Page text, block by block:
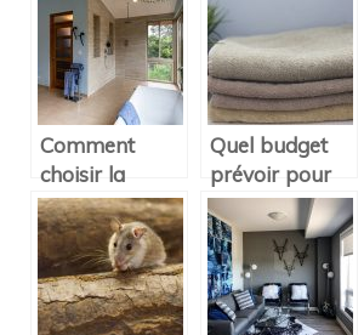
et les erreurs a
eviter
consommation
d’eau
Comment
choisir la
couleur du
revêtement de
sol de ma salle
de bains ?
Quel budget
prévoir pour
rénover sa
salle de bain ?